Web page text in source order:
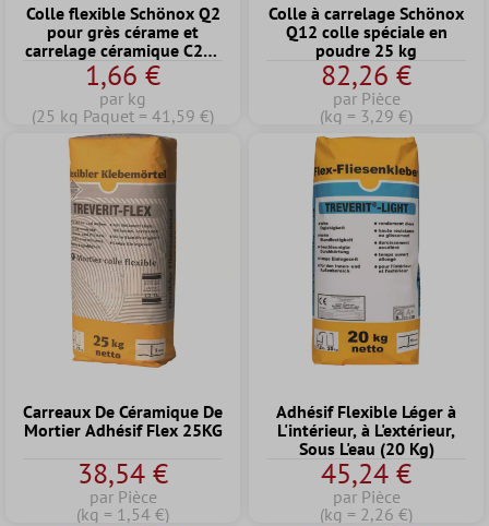
Colle flexible Schönox Q2
pour grès cérame et
carrelage céramique C2TE
(25 kg)
1,66 €
par kg
(25 kg Paquet = 41,59 €)
Colle à carrelage Schönox
Q12 colle spéciale en
poudre 25 kg
82,26 €
par Pièce
(kg = 3,29 €)
Carreaux De Céramique De
Mortier Adhésif Flex 25KG
38,54 €
par Pièce
(kg = 1,54 €)
Adhésif Flexible Léger à
L'intérieur, à L'extérieur,
Sous L'eau (20 Kg)
45,24 €
par Pièce
(kg = 2,26 €)